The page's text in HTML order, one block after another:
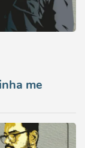
me